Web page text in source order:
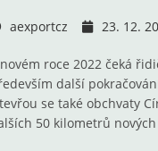
aexportcz 23. 12.
roce 2022 čeká
další
se také obchvaty
50 kilometrů